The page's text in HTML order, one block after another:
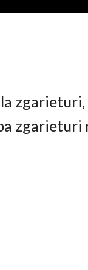
zgarieturi,
zgarieturi